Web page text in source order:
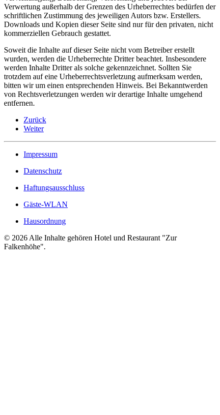
Verwertung außerhalb der Grenzen des Urheberrechtes bedürfen der
schriftlichen Zustimmung des jeweiligen Autors bzw. Erstellers.
Downloads und Kopien dieser Seite sind nur für den privaten, nicht
kommerziellen Gebrauch gestattet.
Soweit die Inhalte auf dieser Seite nicht vom Betreiber erstellt
wurden, werden die Urheberrechte Dritter beachtet. Insbesondere
werden Inhalte Dritter als solche gekennzeichnet. Sollten Sie
trotzdem auf eine Urheberrechtsverletzung aufmerksam werden,
bitten wir um einen entsprechenden Hinweis. Bei Bekanntwerden
von Rechtsverletzungen werden wir derartige Inhalte umgehend
entfernen.
Zurück
Weiter
Impressum
Datenschutz
Haftungsausschluss
Gäste-WLAN
Hausordnung
© 2026 Alle Inhalte gehören Hotel und Restaurant "Zur
Falkenhöhe".